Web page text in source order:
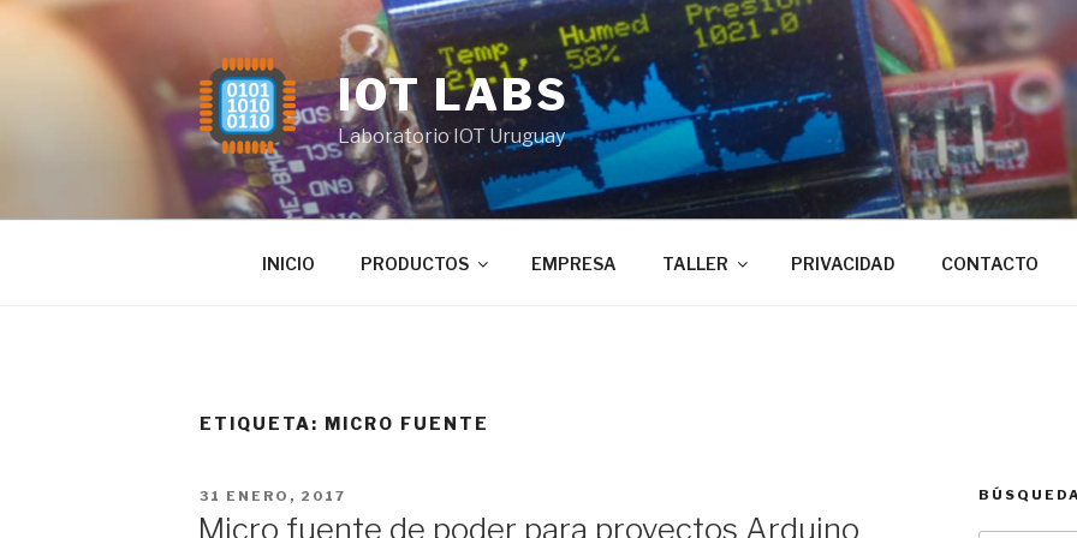
Saltar
IOT LABS
Laboratorio IOT Uruguay
INICIO PRODUCTOS EMPRESA TALLER PRIVACIDAD CONTACTO
ETIQUETA: MICRO FUENTE
PUBLICADO
31 ENERO, 2017
Micro fuente de poder para proyectos Arduino